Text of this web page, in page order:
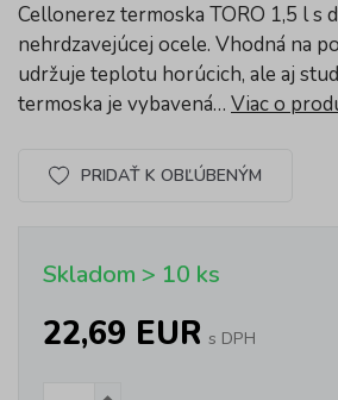
Cellonerez termoska TORO 1,5 l s
nehrdzavejúcej ocele. Vhodná na
udržuje teplotu horúcich, ale aj
termoska je vybavená… Viac o
PRIDAŤ K OBĽÚBENÝM
Skladom > 10 ks
22,69 EUR s DPH